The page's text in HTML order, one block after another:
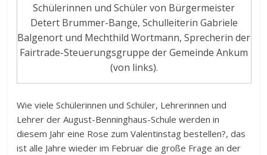
Schülerinnen und Schüler von Bürgermeister
Detert Brummer-Bange, Schulleiterin Gabriele
Balgenort und Mechthild Wortmann, Sprecherin der
Fairtrade-Steuerungsgruppe der Gemeinde Ankum
(von links).
Wie viele Schülerinnen und Schüler, Lehrerinnen und
Lehrer der August-Benninghaus-Schule werden in
diesem Jahr eine Rose zum Valentinstag bestellen?, das
ist alle Jahre wieder im Februar die große Frage an der